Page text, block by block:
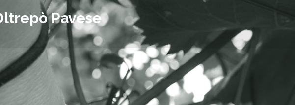
Pavese